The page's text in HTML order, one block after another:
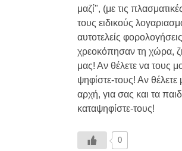
μαζί", (με τις
τους ειδικούς
αυτοτελείς
χρεοκόπησαν τη χώρα,
μας! Αν θέλετε να τους
ψηφίστε-τους! Αν θέλετε
αρχή, για σας και τα
καταψηφίστε-τους!
0